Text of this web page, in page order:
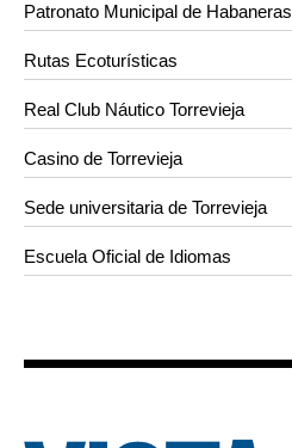
Patronato Municipal de Habaneras
Rutas Ecoturísticas
Real Club Náutico Torrevieja
Casino de Torrevieja
Sede universitaria de Torrevieja
Escuela Oficial de Idiomas